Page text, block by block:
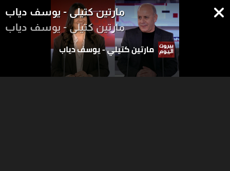
مارتين كتيلي - يوسف دياب
مارتين كتيلي - يوسف دياب